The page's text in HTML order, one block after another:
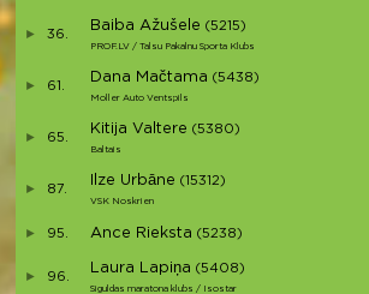
36.
Baiba Ažušele (5215)
PROF.LV / Talsu Pakalnu Sporta Klubs
61.
Dana Mačtama (5438)
Moller Auto Ventspils
65.
Kitija Valtere (5380)
Baltais
87.
Ilze Urbāne (15312)
VSK Noskrien
95. Ance Rieksta (5238)
96.
Laura Lapiņa (5408)
Siguldas maratona klubs / Isostar